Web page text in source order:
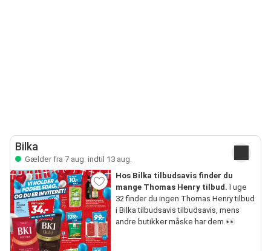
Bilka
Gælder fra 7 aug. indtil 13 aug.
Hos Bilka tilbudsavis finder du
mange Thomas Henry tilbud. I uge
32 finder du ingen Thomas Henry tilbud
i Bilka tilbudsavis tilbudsavis, mens
andre butikker måske har dem.👀